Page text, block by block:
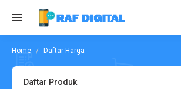
Daftar Harga
Daftar Produk